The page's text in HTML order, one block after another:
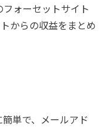
ォーセットサイト
からの収益をまとめ
単で、メールアド